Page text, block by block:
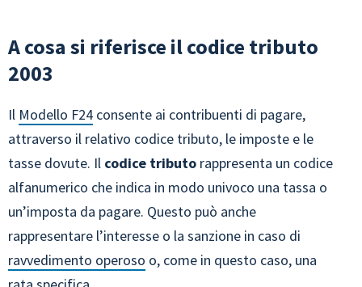
A cosa si riferisce il codice tributo
2003
Il Modello F24 consente ai contribuenti di pagare,
attraverso il relativo codice tributo, le imposte e le
tasse dovute. Il codice tributo rappresenta un codice
alfanumerico che indica in modo univoco una tassa o
un’imposta da pagare. Questo può anche
rappresentare l’interesse o la sanzione in caso di
ravvedimento operoso o, come in questo caso, una